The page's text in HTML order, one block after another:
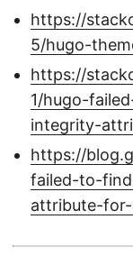
https://
5/hugo-
https://
1/hugo-
integrity-
https://
failed-to-
attribute-